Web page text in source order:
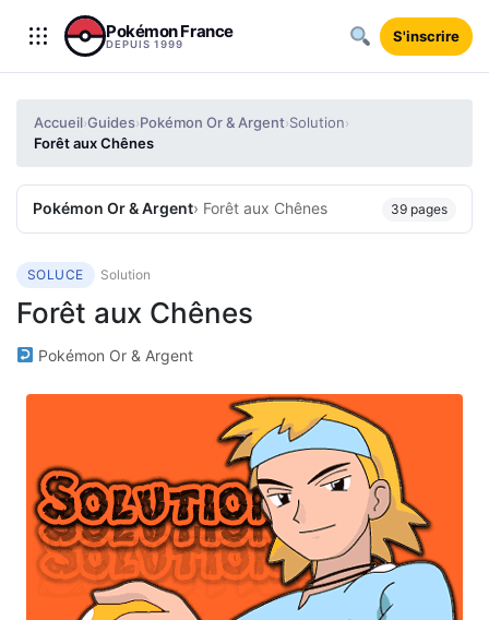
Aller au contenu
Pokémon France
DEPUIS 1999 S'inscrire
Accueil›Guides›Pokémon Or & Argent›Solution›
Forêt aux Chênes
Pokémon Or & Argent› Forêt aux Chênes 39 pages
SOLUCE Solution
Forêt aux Chênes
Pokémon Or & Argent